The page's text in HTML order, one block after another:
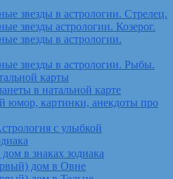
звезды в астрологии. Стрелец.
звезды астрологии. Козерог.
звезды в астрологии.
звезды в астрологии. Рыбы.
карты
в натальной карте
юмор, картинки, анекдоты про
с улыбкой
в знаках зодиака
дом в Овне